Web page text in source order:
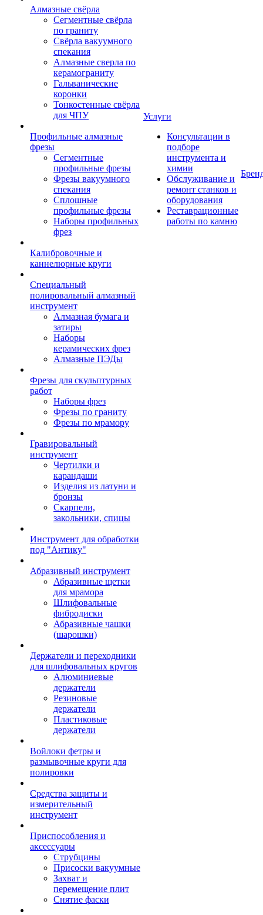
Алмазные свёрла
Сегментные свёрла
по граниту
Свёрла вакуумного
спекания
Алмазные сверла по
керамограниту
Гальванические
коронки
Тонкостенные свёрла
для ЧПУ
Профильные алмазные
фрезы
Сегментные
профильные фрезы
Фрезы вакуумного
спекания
Сплошные
профильные фрезы
Наборы профильных
фрез
Калибровочные и
каннелюрные круги
Специальный
полировальный алмазный
инструмент
Алмазная бумага и
затиры
Наборы
керамических фрез
Алмазные ПЭДы
Фрезы для скульптурных
работ
Наборы фрез
Фрезы по граниту
Фрезы по мрамору
Гравировальный
инструмент
Чертилки и
карандаши
Изделия из латуни и
бронзы
Скарпели,
закольники, спицы
Инструмент для обработки
под "Антику"
Абразивный инструмент
Абразивные щетки
для мрамора
Шлифовальные
фибродиски
Абразивные чашки
(шарошки)
Держатели и переходники
для шлифовальных кругов
Алюминиевые
держатели
Резиновые
держатели
Пластиковые
держатели
Войлоки фетры и
размывочные круги для
полировки
Средства защиты и
измерительный
инструмент
Приспособления и
аксессуары
Струбцины
Присоски вакуумные
Захват и
перемещение плит
Снятие фаски
Услуги
Консультации в
подборе
инструмента и
химии
Обслуживание и
ремонт станков и
оборудования
Реставрационные
работы по камню